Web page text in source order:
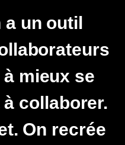
a un outil
mieux se
collaborer.
On recrée